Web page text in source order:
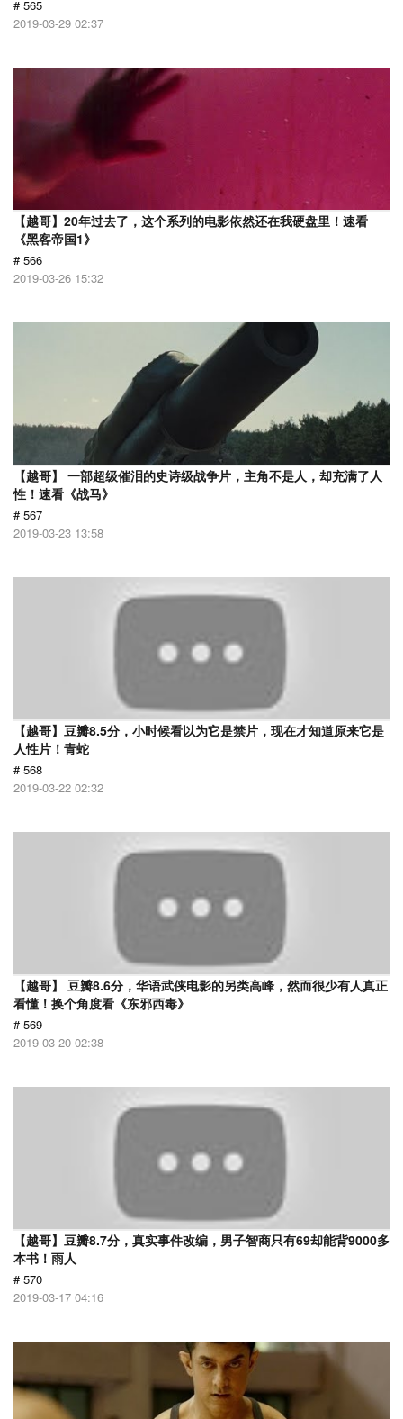
# 565
2019-03-29 02:37
【越哥】20年过去了，这个系列的电影依然还在我硬盘里！速看
《黑客帝国1》
# 566
2019-03-26 15:32
【越哥】 一部超级催泪的史诗级战争片，主角不是人，却充满了人
性！速看《战马》
# 567
2019-03-23 13:58
【越哥】豆瓣8.5分，小时候看以为它是禁片，现在才知道原来它是
人性片！青蛇
# 568
2019-03-22 02:32
【越哥】 豆瓣8.6分，华语武侠电影的另类高峰，然而很少有人真正
看懂！换个角度看《东邪西毒》
# 569
2019-03-20 02:38
【越哥】豆瓣8.7分，真实事件改编，男子智商只有69却能背9000多
本书！雨人
# 570
2019-03-17 04:16